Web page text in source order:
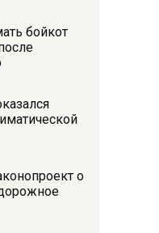
бойкот
о